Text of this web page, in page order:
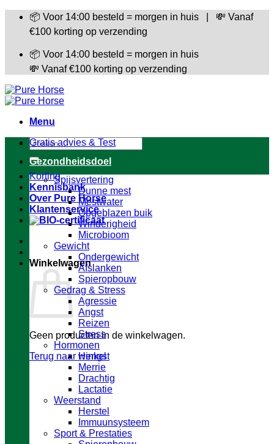
inhoud
📦 Voor 14:00 besteld = morgen in huis | 💸 Vanaf
€100 korting op verzending
📦 Voor 14:00 besteld = morgen in huis
💸 Vanaf €100 korting op verzending
Menu
Zoeken
naar:
Korting
Kennisbank
Over Pure Horse
Klantenservice
Winkelwagen
Geen producten in de winkelwagen.
Terug naar winkel
Gratis advies & Test
Gezondheidsdoel
Spijsvertering
Dunne mest
Mestwater
Opgeblazen buik
Winderigheid
Microbioom
Gewicht
Ondergewicht
Afslanken
Spieropbouw
Gedrag & Stress
Agressie
Angst
Reizen
Stress
Hormonen
Hengst
Merrie
Drachtig
Lactatie
Weerstand
Herstel
Immuunsysteem
Sport & Prestaties